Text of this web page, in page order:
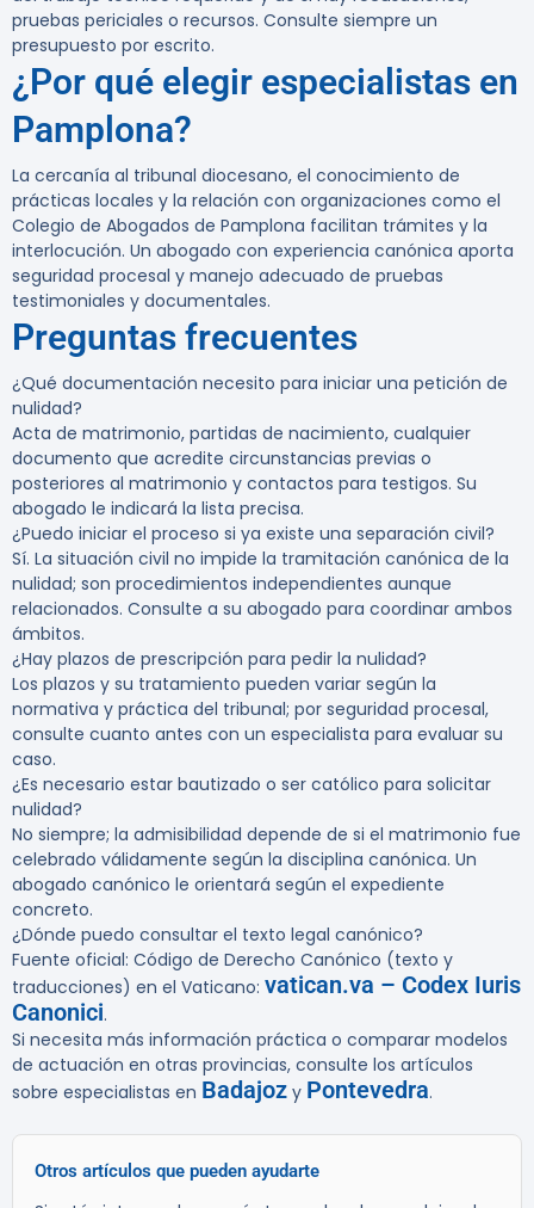
pruebas periciales o recursos. Consulte siempre un
presupuesto por escrito.
¿Por qué elegir especialistas en
Pamplona?
La cercanía al tribunal diocesano, el conocimiento de
prácticas locales y la relación con organizaciones como el
Colegio de Abogados de Pamplona facilitan trámites y la
interlocución. Un abogado con experiencia canónica aporta
seguridad procesal y manejo adecuado de pruebas
testimoniales y documentales.
Preguntas frecuentes
¿Qué documentación necesito para iniciar una petición de
nulidad?
Acta de matrimonio, partidas de nacimiento, cualquier
documento que acredite circunstancias previas o
posteriores al matrimonio y contactos para testigos. Su
abogado le indicará la lista precisa.
¿Puedo iniciar el proceso si ya existe una separación civil?
Sí. La situación civil no impide la tramitación canónica de la
nulidad; son procedimientos independientes aunque
relacionados. Consulte a su abogado para coordinar ambos
ámbitos.
¿Hay plazos de prescripción para pedir la nulidad?
Los plazos y su tratamiento pueden variar según la
normativa y práctica del tribunal; por seguridad procesal,
consulte cuanto antes con un especialista para evaluar su
caso.
¿Es necesario estar bautizado o ser católico para solicitar
nulidad?
No siempre; la admisibilidad depende de si el matrimonio fue
celebrado válidamente según la disciplina canónica. Un
abogado canónico le orientará según el expediente
concreto.
¿Dónde puedo consultar el texto legal canónico?
Fuente oficial: Código de Derecho Canónico (texto y
traducciones) en el Vaticano: vatican.va – Codex Iuris
Canonici.
Si necesita más información práctica o comparar modelos
de actuación en otras provincias, consulte los artículos
sobre especialistas en Badajoz y Pontevedra.
Otros artículos que pueden ayudarte